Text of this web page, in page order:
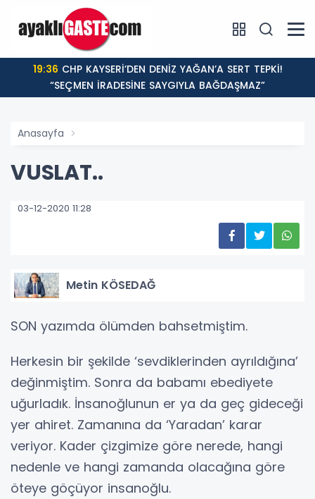
19:36
“SEÇMEN İRADESİNE SAYGIYLA BAĞDAŞMAZ”
Anasayfa
VUSLAT..
03-12-2020 11:28
Metin KÖSEDAĞ
SON yazımda ölümden bahsetmiştim.
Herkesin bir şekilde ‘sevdiklerinden ayrıldığına’
değinmiştim. Sonra da babamı ebediyete
uğurladık. İnsanoğlunun er ya da geç gideceği
yer ahiret. Zamanına da ‘Yaradan’ karar
veriyor. Kader çizgimize göre nerede, hangi
nedenle ve hangi zamanda olacağına göre
öteye göçüyor insanoğlu.